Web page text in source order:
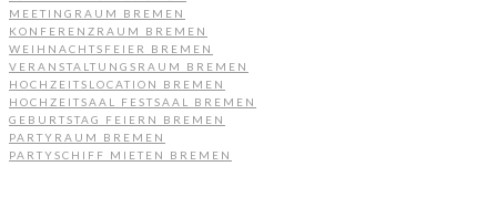
MEETINGRAUM BREMEN
KONFERENZRAUM BREMEN
WEIHNACHTSFEIER BREMEN
VERANSTALTUNGSRAUM BREMEN
HOCHZEITSLOCATION BREMEN
HOCHZEITSAAL FESTSAAL BREMEN
GEBURTSTAG FEIERN BREMEN
PARTYRAUM BREMEN
PARTYSCHIFF MIETEN BREMEN